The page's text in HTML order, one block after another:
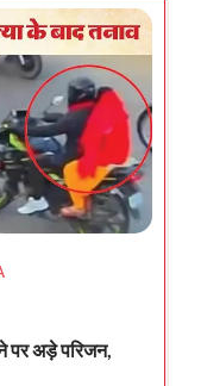
पर अड़े परिजन,